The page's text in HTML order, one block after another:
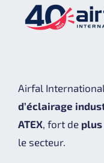
Airfal
d’éclairage
ATEX, fort de plus
le secteur.